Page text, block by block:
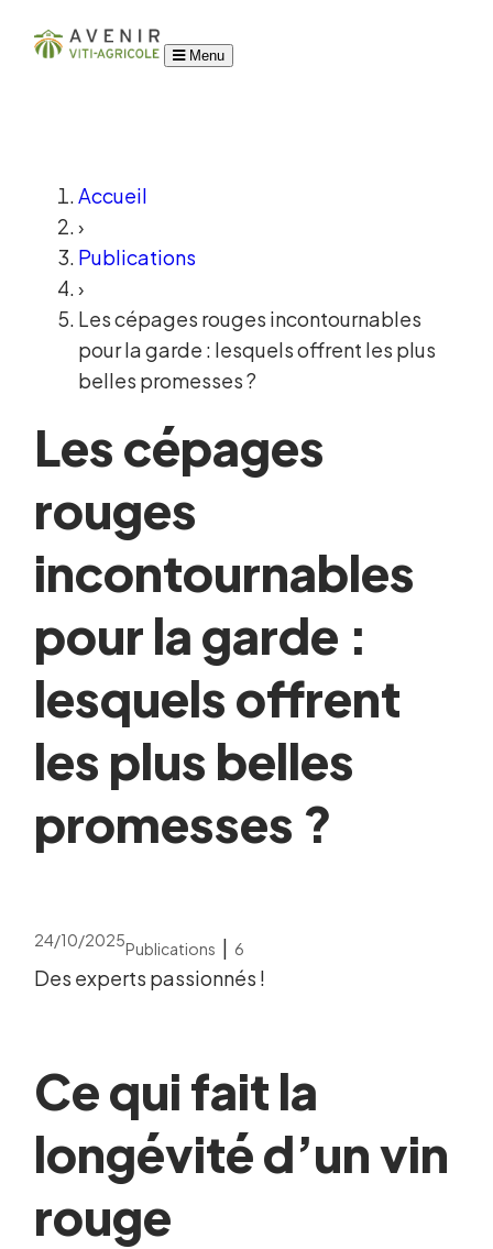
Menu
Accueil
›
Publications
›
Les cépages rouges incontournables
pour la garde : lesquels offrent les plus
belles promesses ?
Les cépages
rouges
incontournables
pour la garde :
lesquels offrent
les plus belles
promesses ?
24/10/2025Publications | 6
Des experts passionnés !
Ce qui fait la
longévité d’un vin
rouge